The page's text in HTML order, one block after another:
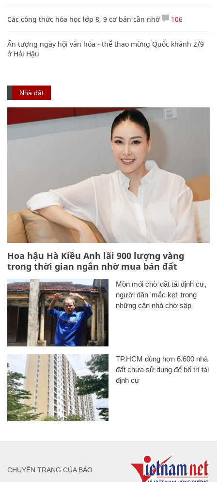
Các công thức hóa học lớp 8, 9 cơ bản cần nhớ 106
Ấn tượng ngày hội văn hóa - thể thao mừng Quốc khánh 2/9
ở Hải Hậu
Nhà đất
Hoa hậu Hà Kiều Anh lãi 900 lượng vàng
trong thời gian ngắn nhờ mua bán đất
Mòn mỏi chờ đất tái định cư,
người dân 'mắc kẹt' trong
những căn nhà chờ sập
TP.HCM dùng hơn 6.600 nhà
đất chưa sử dụng để bố trí tái
định cư
CHUYÊN TRANG CỦA BÁO